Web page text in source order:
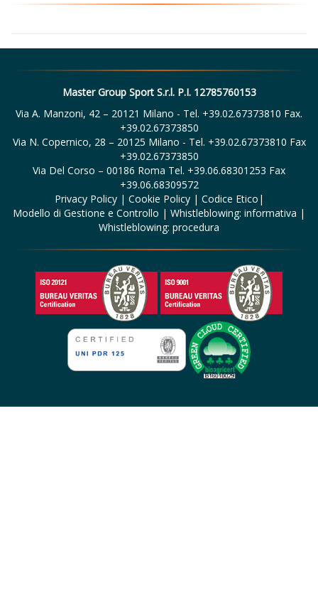
Master Group Sport S.r.l. P.I. 12785760153
Via A. Manzoni, 42 – 20121 Milano - Tel. +39.02.67373810 Fax.
+39.02.67373850
Via N. Copernico, 28 – 20125 Milano - Tel. +39.02.67373810 Fax
+39.02.67373850
Via Del Corso – 00186 Roma Tel. +39.06.68301253 Fax
+39.06.68309572
Privacy Policy| Cookie Policy| Codice Etico |
Modello di Gestione e Controllo | Whistleblowing: informativa |
Whistleblowing: procedura